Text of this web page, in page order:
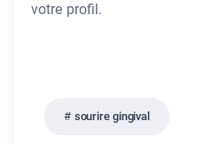
votre profil.
sourire gingival​